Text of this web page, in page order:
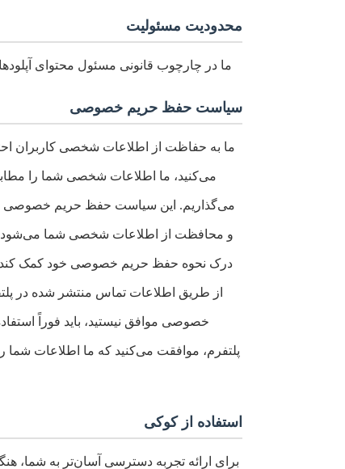
محدودیت مسئولیت
ما در چارچوب قانونی مسئول محتوای
سیاست حفظ حریم خصوصی
ما به حفاظت از اطلاعات شخصی کاربران
می‌کنید، ما اطلاعات شخصی شما را
می‌گذاریم. این سیاست حفظ حریم خصوصی
و محافظت از اطلاعات شخصی شما می‌شود.
درک نحوه حفظ حریم خصوصی خود کمک کند.
از طریق اطلاعات تماس منتشر شده در
خصوصی موافق نیستید، باید فوراً
پلتفرم، موافقت می‌کنید که ما اطلاعات
استفاده از کوکی
برای ارائه تجربه دسترسی آسان‌تر به شما،